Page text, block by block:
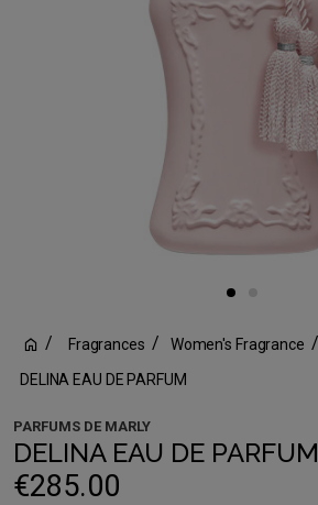
Fragrances
Women's Fragrance
DELINA EAU DE PARFUM
PARFUMS DE MARLY
DELINA EAU DE PARFUM
€285.00